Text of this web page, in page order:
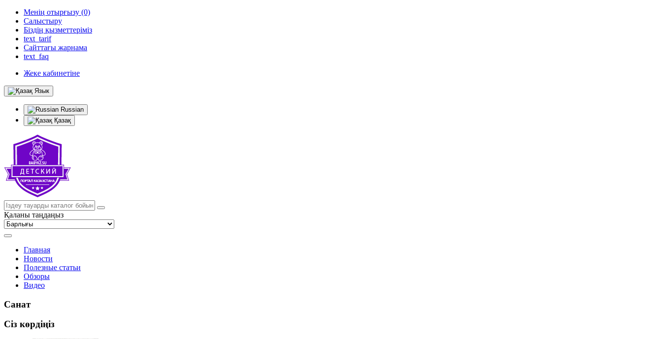
Менің отырғызу (0)
Салыстыру
Біздің қызметтеріміз
text_tarif
Сайттағы жарнама
text_faq
Жеке кабинетіне
Язык
Russian
Қазақ
Қаланы таңдаңыз
Главная
Новости
Полезные статьи
Обзоры
Видео
Санат
Сіз көрдіңіз